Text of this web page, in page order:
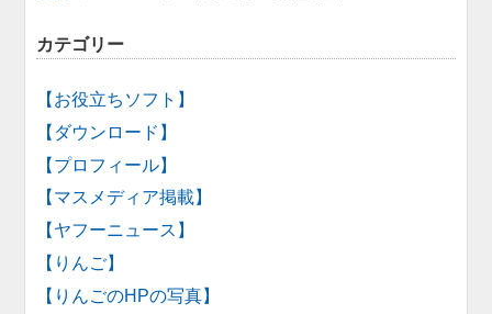
カテゴリー
【お役立ちソフト】
【ダウンロード】
【プロフィール】
【マスメディア掲載】
【ヤフーニュース】
【りんご】
【りんごのHPの写真】